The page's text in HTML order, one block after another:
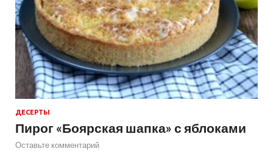
ДЕСЕРТЫ
Пирог «Боярская шапка» с яблоками
Оставьте комментарий